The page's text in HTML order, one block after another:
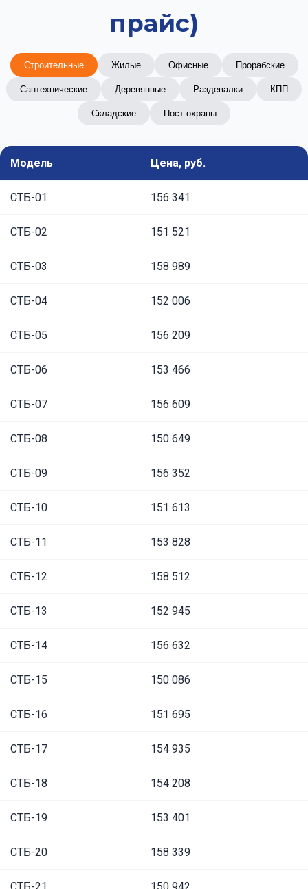
прайс)
Строительные Жилые Офисные Прорабские
Сантехнические Деревянные Раздевалки КПП
Складские Пост охраны
Модель Цена, руб.
СТБ-01 156 341
СТБ-02 151 521
СТБ-03 158 989
СТБ-04 152 006
СТБ-05 156 209
СТБ-06 153 466
СТБ-07 156 609
СТБ-08 150 649
СТБ-09 156 352
СТБ-10 151 613
СТБ-11 153 828
СТБ-12 158 512
СТБ-13 152 945
СТБ-14 156 632
СТБ-15 150 086
СТБ-16 151 695
СТБ-17 154 935
СТБ-18 154 208
СТБ-19 153 401
СТБ-20 158 339